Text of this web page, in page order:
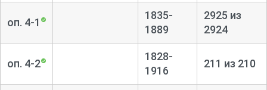
оп. 4-1
1835-
1889
2925 из
2924
оп. 4-2
1828-
1916
211 из 210